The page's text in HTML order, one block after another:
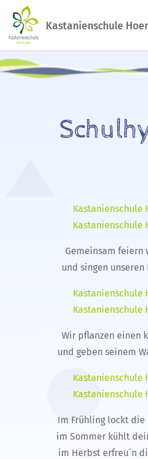
Kastanienschule
Kastanienschule
Gemeinsam feiern
und singen unseren
Kastanienschule
Kastanienschule
Wir pflanzen einen
und geben seinem
Kastanienschule
Kastanienschule
Im Frühling lockt
im Sommer kühlt
im Herbst erfreu´n